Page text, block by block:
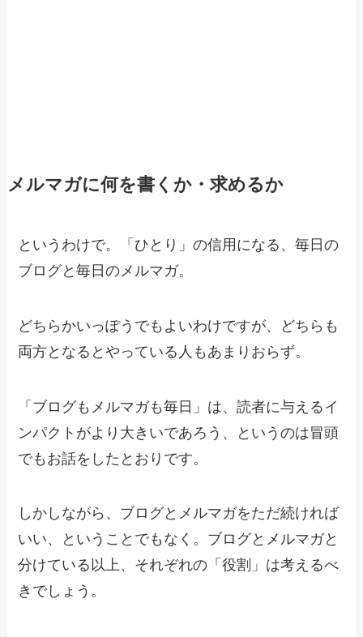
メルマガに何を書くか・求めるか
というわけで。「ひとり」の信用になる、毎日の
ブログと毎日のメルマガ。
どちらかいっぽうでもよいわけですが、どちらも
両方となるとやっている人もあまりおらず。
「ブログもメルマガも毎日」は、読者に与えるイ
ンパクトがより大きいであろう、というのは冒頭
でもお話をしたとおりです。
しかしながら、ブログとメルマガをただ続ければ
いい、ということでもなく。ブログとメルマガと
分けている以上、それぞれの「役割」は考えるべ
きでしょう。